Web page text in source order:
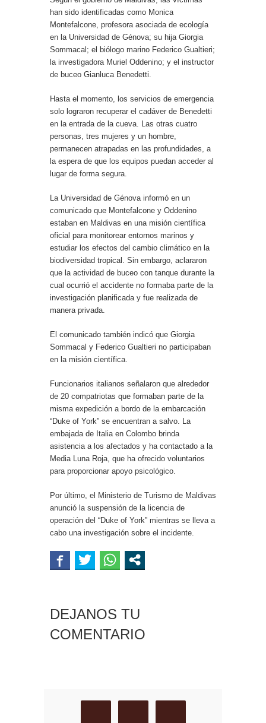
han sido identificadas como Monica
Montefalcone, profesora asociada de ecología
en la Universidad de Génova; su hija Giorgia
Sommacal; el biólogo marino Federico Gualtieri;
la investigadora Muriel Oddenino; y el instructor
de buceo Gianluca Benedetti.
Hasta el momento, los servicios de emergencia
solo lograron recuperar el cadáver de Benedetti
en la entrada de la cueva. Las otras cuatro
personas, tres mujeres y un hombre,
permanecen atrapadas en las profundidades, a
la espera de que los equipos puedan acceder al
lugar de forma segura.
La Universidad de Génova informó en un
comunicado que Montefalcone y Oddenino
estaban en Maldivas en una misión científica
oficial para monitorear entornos marinos y
estudiar los efectos del cambio climático en la
biodiversidad tropical. Sin embargo, aclararon
que la actividad de buceo con tanque durante la
cual ocurrió el accidente no formaba parte de la
investigación planificada y fue realizada de
manera privada.
El comunicado también indicó que Giorgia
Sommacal y Federico Gualtieri no participaban
en la misión científica.
Funcionarios italianos señalaron que alrededor
de 20 compatriotas que formaban parte de la
misma expedición a bordo de la embarcación
“Duke of York” se encuentran a salvo. La
embajada de Italia en Colombo brinda
asistencia a los afectados y ha contactado a la
Media Luna Roja, que ha ofrecido voluntarios
para proporcionar apoyo psicológico.
Por último, el Ministerio de Turismo de Maldivas
anunció la suspensión de la licencia de
operación del “Duke of York” mientras se lleva a
cabo una investigación sobre el incidente.
DEJANOS TU
COMENTARIO